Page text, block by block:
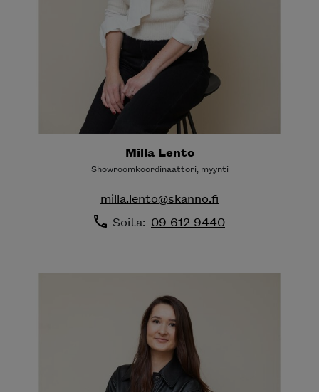
Milla Lento
Showroomkoordinaattori, myynti
milla.lento@skanno.fi
Soita: 09 612 9440